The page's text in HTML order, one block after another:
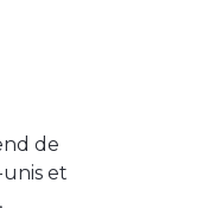
de
unis et